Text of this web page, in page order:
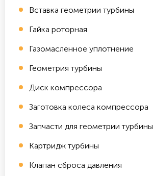
Вставка геометрии турбины
Гайка роторная
Газомасленное уплотнение
Геометрия турбины
Диск компрессора
Заготовка колеса компрессора
Запчасти для геометрии турбины
Картридж турбины
Клапан сброса давления